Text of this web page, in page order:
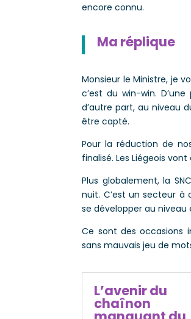
encore connu.
Ma réplique
Monsieur le Ministre, je
c’est du win-win.
d’autre part, au niveau
être capté.
Pour la réduction de
finalisé. Les Liégeois
Plus globalement, la
nuit. C’est un secteur
se développer au
Ce sont des occasions
sans mauvais jeu de
L’avenir du
chaînon